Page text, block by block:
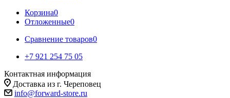
Корзина0
Отложенные0
Сравнение товаров0
+7 921 254 75 05
Контактная информация
Доставка из г. Череповец
info@forward-store.ru